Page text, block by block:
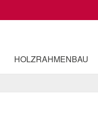
HOLZRAHMENBAU